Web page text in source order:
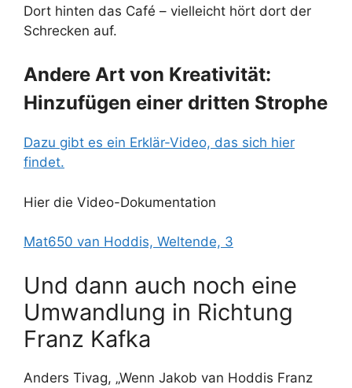
Dort hinten das Café – vielleicht hört dort der
Schrecken auf.
Andere Art von Kreativität:
Hinzufügen einer dritten Strophe
Dazu gibt es ein Erklär-Video, das sich hier
findet.
Hier die Video-Dokumentation
Mat650 van Hoddis, Weltende, 3
Und dann auch noch eine
Umwandlung in Richtung
Franz Kafka
Anders Tivag, „Wenn Jakob van Hoddis Franz